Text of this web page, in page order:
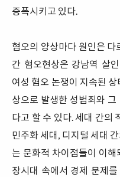
증폭시키고 있다.
혐오의 양상마다 원인은 다
간 혐오현상은 강남역 살
여성 혐오 논쟁이 지속된
상으로 발생한 성범죄와
다고 할 수 있다. 세대 간의
민주화 세대, 디지털 세대
는 문화적 차이점들이 이
장시대 속에서 경제 문제